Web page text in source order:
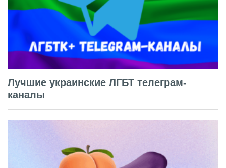
Лучшие украинские ЛГБТ телеграм-
каналы